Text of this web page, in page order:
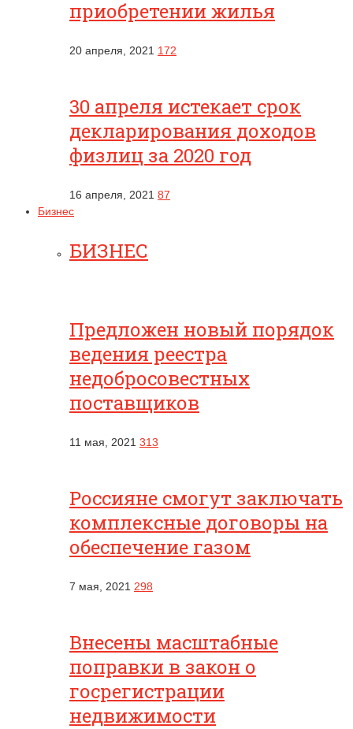
приобретении жилья
20 апреля, 2021 172
30 апреля истекает срок
декларирования доходов
физлиц за 2020 год
16 апреля, 2021 87
Бизнес
БИЗНЕС
Предложен новый порядок
ведения реестра
недобросовестных
поставщиков
11 мая, 2021 313
Россияне смогут заключать
комплексные договоры на
обеспечение газом
7 мая, 2021 298
Внесены масштабные
поправки в закон о
госрегистрации
недвижимости